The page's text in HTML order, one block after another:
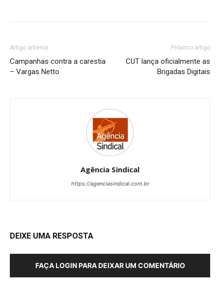
Artigo anterior
Campanhas contra a carestia
– Vargas Netto
Próximo artigo
CUT lança oficialmente as
Brigadas Digitais
Agência Sindical
https://agenciasindical.com.br
DEIXE UMA RESPOSTA
FAÇA LOGIN PARA DEIXAR UM COMENTÁRIO